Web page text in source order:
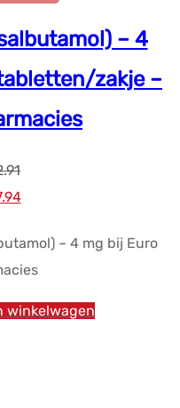
– 4
zakje –
Huidige
is:
$67.94.
– 4 mg bij Euro
winkelwagen